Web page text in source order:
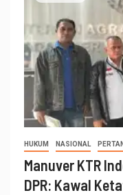
HUKUM NASIONAL
Manuver KTR
DPR: Kawal